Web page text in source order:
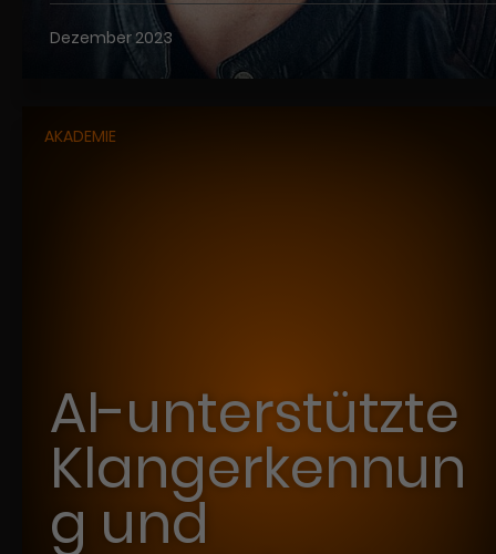
Dezember 2023
AKADEMIE
AI-unterstützte
Klangerkennun
g und